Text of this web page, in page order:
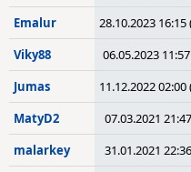
Emalur 28.10.2023 16:15
Viky88 06.05.2023
Jumas 11.12.2022 02:00
MatyD2 07.03.2021
malarkey 31.01.2021